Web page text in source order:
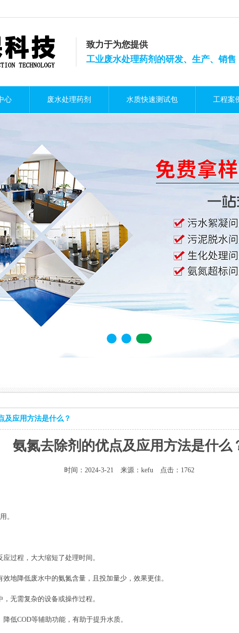
致力于为您提供
工业废水处理药剂的研发、生产、销售
心 废水处理药剂 水质快速测试包 工程案
及应用方法是什么？
氨氮去除剂的优点及应用方法是什么
时间：2024-3-21 来源：kefu 点击：1762
。
过程，大大缩短了处理时间。
地降低废水中的氨氮含量，且投加量少，效果更佳。
无需复杂的设备或操作过程。
低COD等辅助功能，有助于提升水质。